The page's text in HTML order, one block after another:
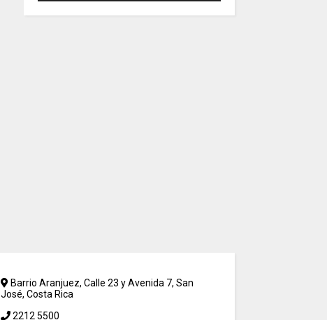
Barrio Aranjuez, Calle 23 y Avenida 7, San
José, Costa Rica
2212 5500